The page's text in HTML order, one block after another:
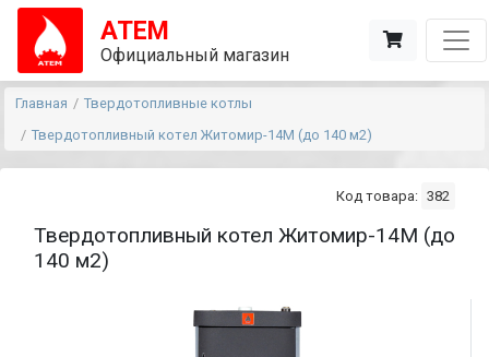
АТЕМ
Официальный магазин
Главная
Твердотопливные котлы
Твердотопливный котел Житомир-14М (до 140 м2)
Код товара: 382
Твердотопливный котел Житомир-14М (до
140 м2)